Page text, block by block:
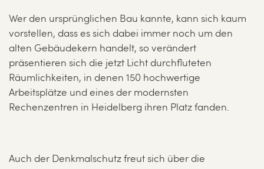
Wer den ursprünglichen Bau kannte, kann sich kaum
vorstellen, dass es sich dabei immer noch um den
alten Gebäudekern handelt, so verändert
präsentieren sich die jetzt Licht durchfluteten
Räumlichkeiten, in denen 150 hochwertige
Arbeitsplätze und eines der modernsten
Rechenzentren in Heidelberg ihren Platz fanden.
Auch der Denkmalschutz freut sich über die